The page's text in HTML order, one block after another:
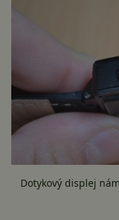
Dotykový displej